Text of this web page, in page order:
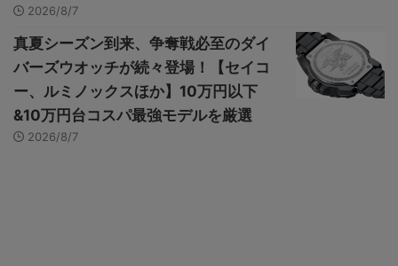
2026/8/7
真夏シーズン到来、争奪戦必至のダイ
バーズウオッチが続々登場！【セイコ
ー、ルミノックスほか】10万円以下
&10万円台コスパ最強モデルを厳選
2026/8/7